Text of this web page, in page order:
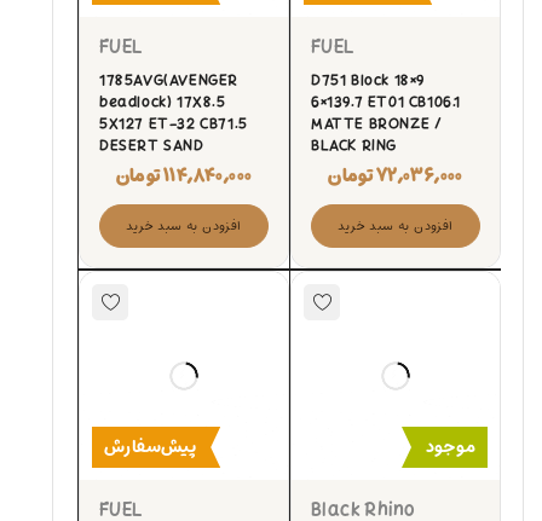
FUEL
D751 Block 18×9
6×139.7 ET01 CB106.1
MATTE BRONZE /
BLACK RING
۷۲,۰۳۶,۰۰۰تومان
افزودن به سبد خرید
FUEL
1785AVG(AVENGER
beadlock) 17X8.5
5X127 ET-32 CB71.5
DESERT SAND
۱۱۴,۸۴۰,۰۰۰تومان
افزودن به سبد خرید
موجود
Black Rhino
پیش‌سفارش
FUEL